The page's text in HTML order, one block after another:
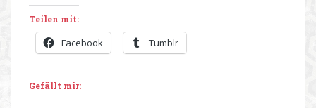
Teilen mit:
Facebook Tumblr
Gefällt mir: